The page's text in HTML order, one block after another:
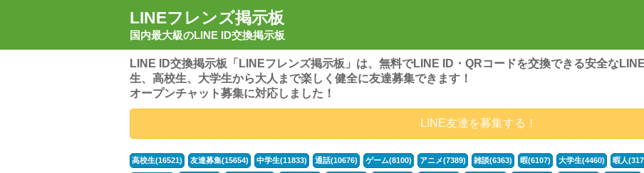
LINEフレンズ掲示板
国内最大級のLINE ID交換掲示板
LINE ID交換掲示板「LINEフレンズ掲示板」は、無料でLINE ID・QRコードを交換できる安全な
生、高校生、大学生から大人まで楽しく健全に友達募集できます！
オープンチャット募集に対応しました！
LINE友達を募集する！
高校生(16521) 友達募集(15654) 中学生(11833) 通話(10676) ゲーム(8100) アニメ(7389) 雑談(6363) 暇(6107) 大学生(4460) 暇人